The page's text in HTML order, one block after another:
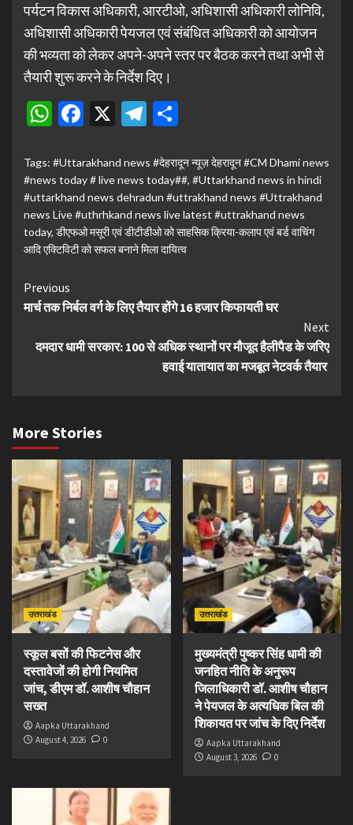
पर्यटन विकास अधिकारी, आरटीओ, अधिशासी अधिकारी लोनिवि,
अधिशासी अधिकारी पेयजल एवं संबंधित अधिकारी को आयोजन
की भव्यता को लेकर अपने-अपने स्तर पर बैठक करने तथा अभी से
तैयारी शुरू करने के निर्देश दिए।
WhatsApp
Facebook
X Telegram
Tags: #Uttarakhand news #देहरादून न्यूज़ देहरादून #CM Dhami news
#news today # live news today##, #Uttarkhand news in hindi
#uttarkhand news dehradun #uttrakhand news #Uttrakhand
news Live #uthrhkand news live latest #uttrakhand news
today, डीएफओ मसूरी एवं डीटीडीओ को साहसिक क्रिया-कलाप एवं बर्ड वाचिंग
आदि एक्टिविटी को सफल बनाने मिला दायित्व
Continue
Reading
Previous
मार्च तक निर्बल वर्ग के लिए तैयार होंगे 16 हजार किफायती घर
Next
दमदार धामी सरकार: 100 से अधिक स्थानों पर मौजूद हैलीपैड के जरिए
हवाई यातायात का मजबूत नेटवर्क तैयार
More Stories
उत्तराखंड
स्कूल बसों की फिटनेस और
दस्तावेजों की होगी नियमित
जांच, डीएम डॉ. आशीष चौहान
सख्त
Aapka Uttarakhand
August 4, 2026
0
उत्तराखंड
मुख्यमंत्री पुष्कर सिंह धामी की
जनहित नीति के अनुरूप
जिलाधिकारी डॉ. आशीष चौहान
ने पेयजल के अत्यधिक बिल की
शिकायत पर जांच के दिए निर्देश
Aapka Uttarakhand
August 3, 2026
0